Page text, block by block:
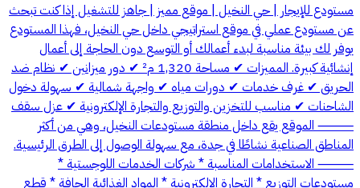
مستودع للإيجار | حي النخيل | موقع مميز | جاهز للتشغيل إذا كنت تبحث
عن مستودع عملي في موقع استراتيجي داخل حي النخيل، فهذا المستودع
يوفر لك بيئة مناسبة لبدء أعمالك أو التوسع دون الحاجة إلى أعمال
إنشائية كبيرة. المميزات ✔ مساحة 1,320 م² ✔ دور ميزانين ✔ نظام ضد
الحريق ✔ غرف خدمات ✔ دورات مياه ✔ واجهة شمالية ✔ سهولة دخول
الشاحنات ✔ مناسب للتخزين والتوزيع والتجارة الإلكترونية ✔ عزل سقف
⸻ الموقع يقع داخل منطقة مستودعات النخيل، وهي من أكثر
المناطق الصناعية نشاطًا في جدة، مع سهولة الوصول إلى الطرق الرئيسية.
⸻ الاستخدامات المناسبة * شركات الخدمات اللوجستية *
مستودعات التوزيع * التجارة الإلكترونية * المواد الغذائية الجافة * قطع